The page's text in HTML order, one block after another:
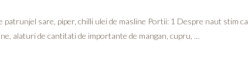
sare, piper, chilli ulei de masline Portii: 1 Despre naut stim
alaturi de cantitati de importante de mangan, cupru, …